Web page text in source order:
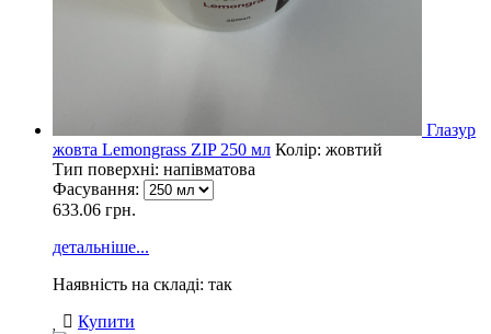
Глазур
жовта Lemongrass ZIP 250 мл Колір: жовтий
Тип поверхні: напівматова
Фасування:
633.06 грн.
детальніше...
Наявність на складі: так
Купити